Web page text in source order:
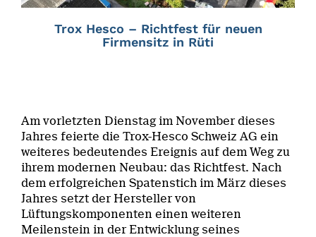
Trox Hesco – Richtfest für neuen
Firmensitz in Rüti
Am vorletzten Dienstag im November dieses
Jahres feierte die Trox-Hesco Schweiz AG ein
weiteres bedeutendes Ereignis auf dem Weg zu
ihrem modernen Neubau: das Richtfest. Nach
dem erfolgreichen Spatenstich im März dieses
Jahres setzt der Hersteller von
Lüftungskomponenten einen weiteren
Meilenstein in der Entwicklung seines